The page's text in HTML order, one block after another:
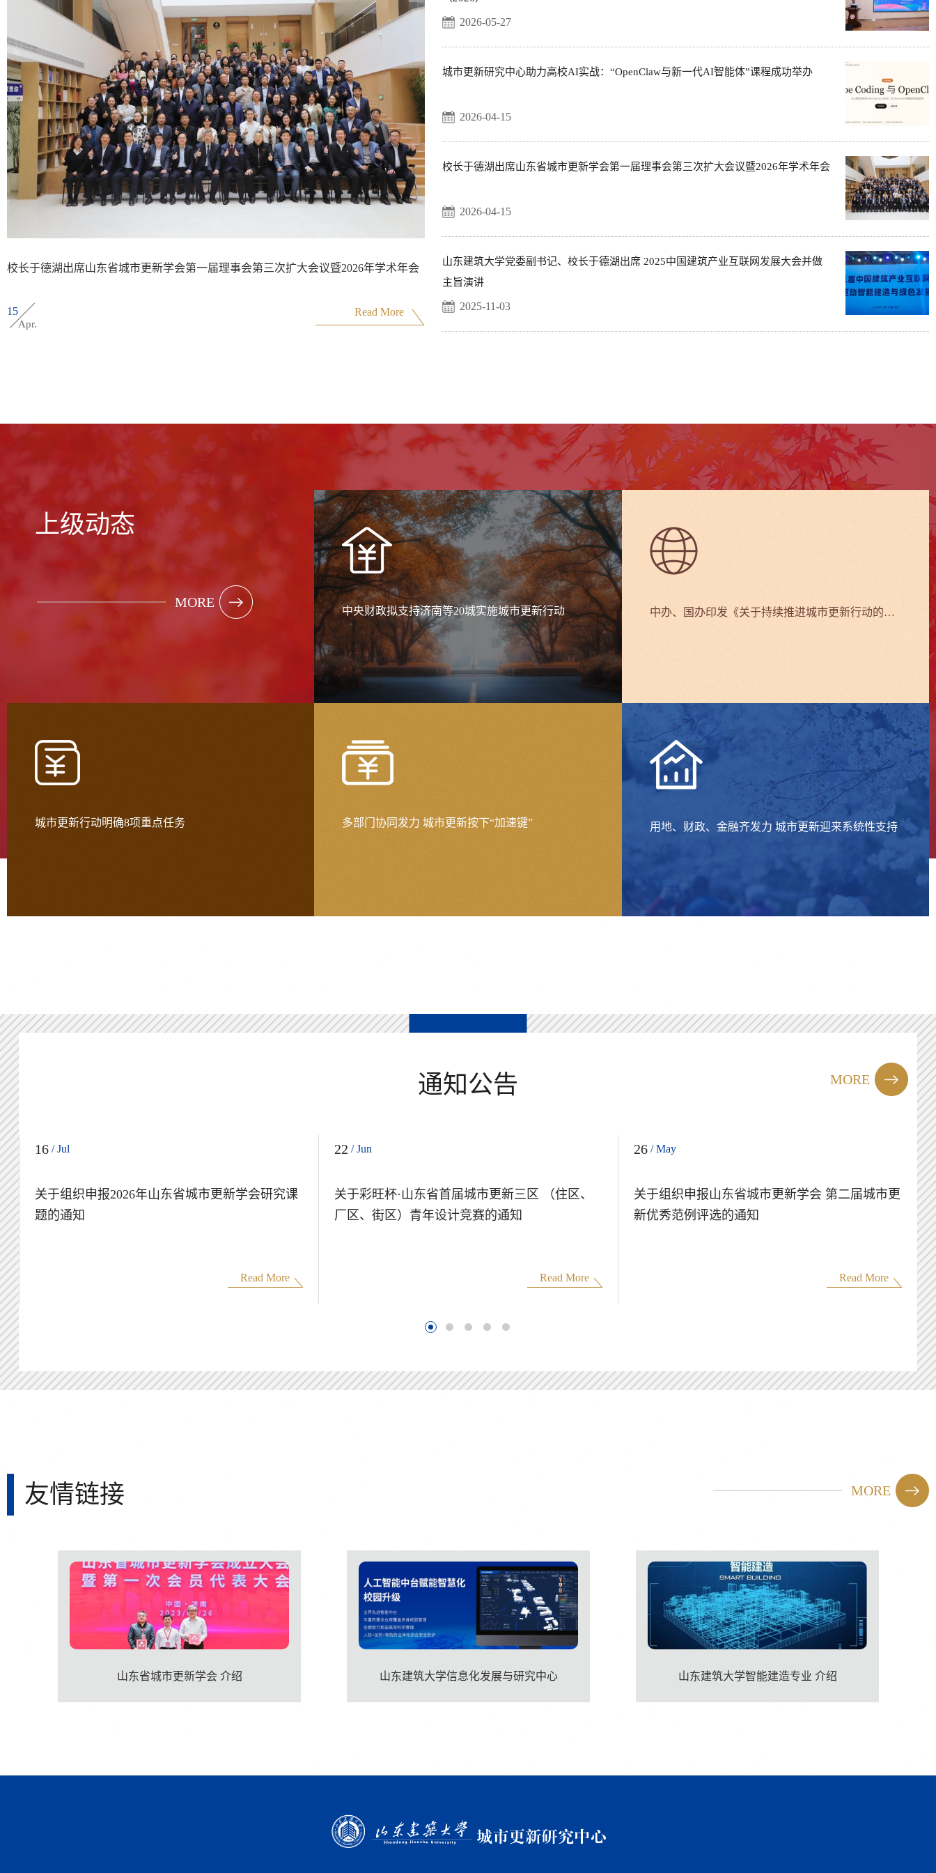
校长于德湖出席山东省城市更新学会第一届理事会第三次扩大会议暨2026年学术年会
15
Apr.
Read More
2026-05-27
城市更新研究中心助力高校AI实战：“OpenClaw与新一代AI智能体”课程成功举办
2026-04-15
校长于德湖出席山东省城市更新学会第一届理事会第三次扩大会议暨2026年学术年会
2026-04-15
山东建筑大学党委副书记、校长于德湖出席 2025中国建筑产业互联网发展大会并做
主旨演讲
2025-11-03
上级动态
MORE
中央财政拟支持济南等20城实施城市更新行动 中办、国办印发《关于持续推进城市更新行动的意见》
城市更新行动明确8项重点任务 多部门协同发力 城市更新按下“加速键” 用地、财政、金融齐发力 城市更新迎来系统性支持
通知公告 MORE
16/ Jul
关于组织申报2026年山东省城市更新学会研究课
题的通知
Read More
22 / Jun
关于彩旺杯·山东省首届城市更新三区 （住区、
厂区、街区）青年设计竞赛的通知
Read More
26/ May
关于组织申报山东省城市更新学会 第二届城市更
新优秀范例评选的通知
Read More
友情链接 MORE
山东省城市更新学会 介绍 山东建筑大学信息化发展与研究中心 山东建筑大学智能建造专业 介绍